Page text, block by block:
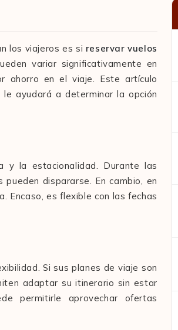
los viajeros es si reservar vuelos
variar significativamente en
ahorro en el viaje. Este artículo
ayudará a determinar la opción
y la estacionalidad. Durante las
dispararse. En cambio, en
Encaso, es flexible con las fechas
Si sus planes de viaje son
adaptar su itinerario sin estar
permitirle aprovechar ofertas